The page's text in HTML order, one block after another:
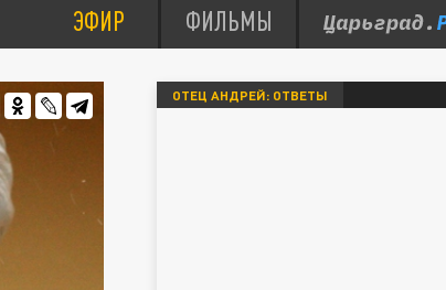
ЭФИР ФИЛЬМЫ
ОТЕЦ АНДРЕЙ: ОТВЕТЫ